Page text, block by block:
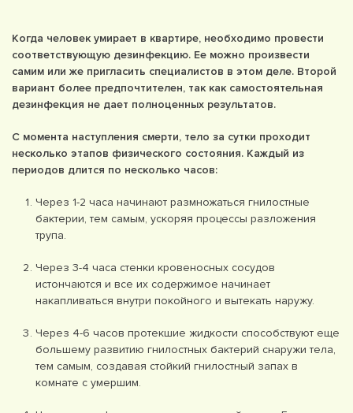
Когда человек умирает в квартире, необходимо провести
соответствующую дезинфекцию. Ее можно произвести
самим или же пригласить специалистов в этом деле. Второй
вариант более предпочтителен, так как самостоятельная
дезинфекция не дает полноценных результатов.
С момента наступления смерти, тело за сутки проходит
несколько этапов физического состояния. Каждый из
периодов длится по несколько часов:
Через 1-2 часа начинают размножаться гнилостные
бактерии, тем самым, ускоряя процессы разложения
трупа.
Через 3-4 часа стенки кровеносных сосудов
истончаются и все их содержимое начинает
накапливаться внутри покойного и вытекать наружу.
Через 4-6 часов протекшие жидкости способствуют еще
большему развитию гнилостных бактерий снаружи тела,
тем самым, создавая стойкий гнилостный запах в
комнате с умершим.